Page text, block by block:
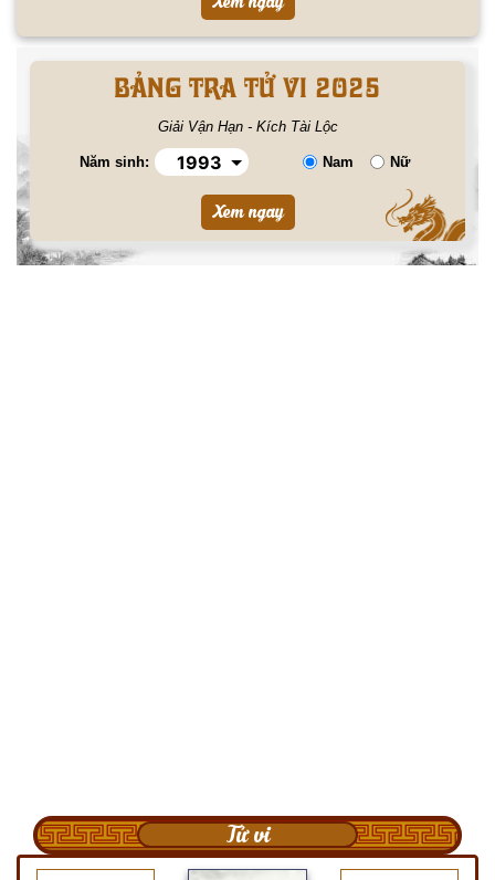
BẢNG TRA TỬ VI 2025
Giải Vận Hạn - Kích Tài Lộc
Năm sinh: Nam Nữ
Tử vi